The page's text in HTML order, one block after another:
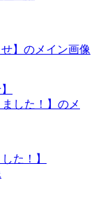
た！】